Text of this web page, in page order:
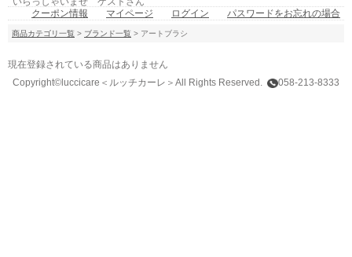
クーポン情報
マイページ ログイン パスワードをお忘れの場合
商品カテゴリ一覧 > ブランド一覧 > アートブラシ
現在登録されている商品はありません
Copyright©luccicare ＜ルッチカーレ＞ All Rights Reserved. 058-213-8333